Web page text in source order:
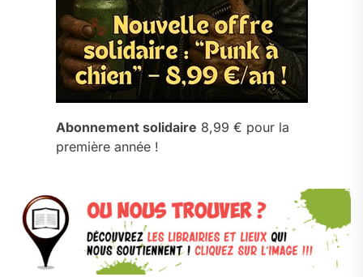
Abonnement solidaire 8,99 € pour la
première année !